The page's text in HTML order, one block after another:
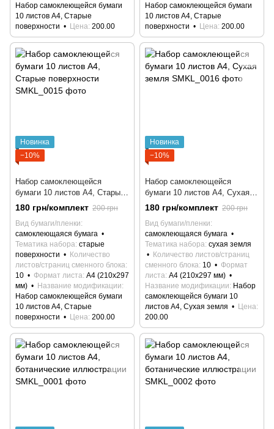
Набор самоклеющейся бумаги
10 листов А4, Старые
поверхности
Цена 200.00
Набор самоклеющейся бумаги
10 листов А4, Старые
поверхности
Цена 200.00
Новинка
−10%
Набор самоклеющейся
бумаги 10 листов А4, Старые
поверхности
180 грн/комплект 200 грн
Вид бумаги/пленки
самоклеющаяся бумага
Тематика набора старые
поверхности
Количество
листов/страниц сменного блока
10
Формат листа А4 (210х297
мм)
Название модификации
Набор самоклеющейся бумаги
10 листов А4, Старые
поверхности
Цена 200.00
Новинка
−10%
Набор самоклеющейся
бумаги 10 листов А4, Сухая
земля
180 грн/комплект 200 грн
Вид бумаги/пленки
самоклеющаяся бумага
Тематика набора сухая земля
Количество листов/страниц
сменного блока 10
Формат
листа А4 (210х297 мм)
Название модификации
Набор
самоклеющейся бумаги 10
листов А4, Сухая земля
Цена
200.00